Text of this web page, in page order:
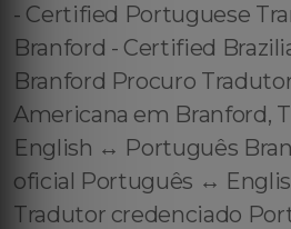
- Certified Portuguese
Branford - Certified
Branford Procuro
Americana em Branford,
English ↔️ Português
oficial Português ↔️
Tradutor credenciado